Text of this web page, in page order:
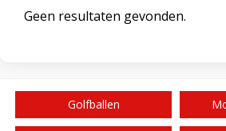
Geen resultaten gevonden.
Golfballen